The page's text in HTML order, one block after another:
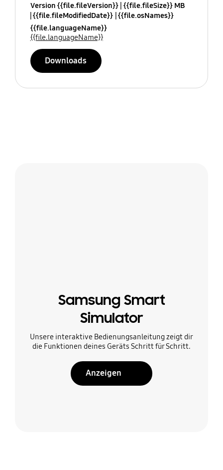
Version {{file.fileVersion}} {{file.fileSize}} MB
{{file.fileModifiedDate}} {{file.osNames}}
{{file.languageName}}
{{file.languageName}}
Downloads
Samsung Smart
Simulator
Unsere interaktive Bedienungsanleitung zeigt dir
die Funktionen deines Geräts Schritt für Schritt.
Anzeigen